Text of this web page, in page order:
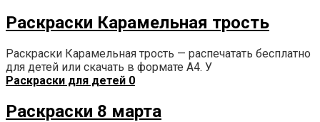
Раскраски Карамельная трость
Раскраски Карамельная трость — распечатать бесплатно
для детей или скачать в формате А4. У
Раскраски для детей 0
Раскраски 8 марта